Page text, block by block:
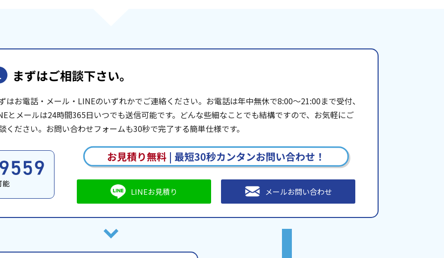
まずはご相談下さい。
はお電話・メール・LINEのいずれかでご連絡ください。お電話は年中無休で8:00〜21:00まで受付、
とメールは24時間365日いつでも送信可能です。どんな些細なことでも結構ですので、お気軽にご
ください。お問い合わせフォームも30秒で完了する簡単仕様です。
能
お見積り無料| 最短30秒カンタンお問い合わせ！
LINEお見積り メールお問い合わせ